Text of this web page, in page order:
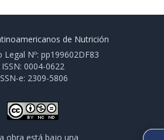
de Nutrición
Legal Nº: pp199602DF83
ISSN: 0004-0622
e: 2309-5806
obra está bajo una